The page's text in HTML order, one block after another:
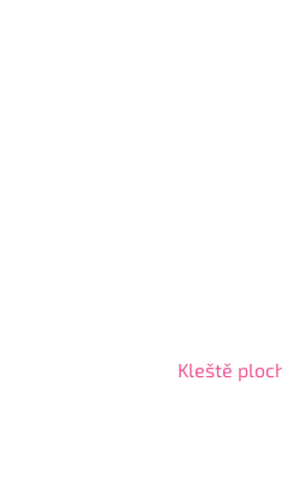
Kleště